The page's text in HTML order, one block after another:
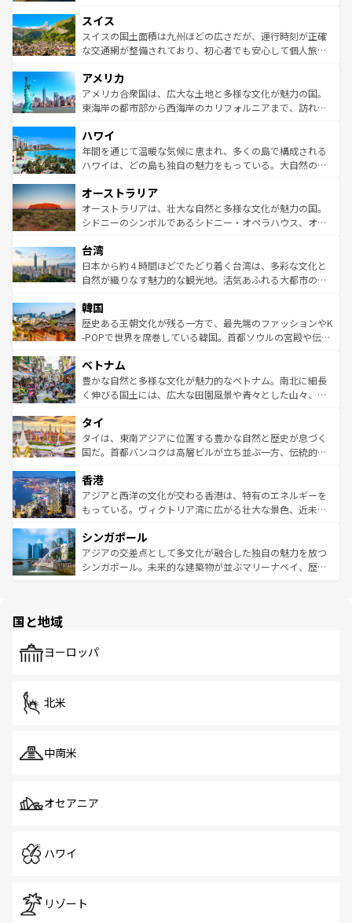
れる地方に足を運ぶとそれぞれで全く異なる文化を体験で
きるだろう。 なお、新着のフランス情報はコンテンツ一覧
を参照してほしい。
は、お酒好きな人にはぜひ体験してほしい。 なお、新着の
ドイツ情報はコンテンツ一覧を参照してほしい。
リアごとに異なる魅力がある。また、優雅なアフタヌーン
ティー、ビール好きにはたまらない英国パブ、サッカー観
戦など、本場だからこそできる体験も豊富。イギリスを旅
ンツ一覧を参照してほしい。
スイス
スイスの国土面積は九州ほどの広さだが、運行時刻が正確
な交通網が整備されており、初心者でも安心して個人旅行
の建物がそのまま残る町や、スイスならではのユニークな
博物館もあり、アルプス観光だけでなく町歩きも満喫する
ことができる。国民の所得が高いため物価も高いが、旅行
ば市内交通費無料で観光を楽しむこともできる。 なお、新
着のスイス情報はコンテンツ一覧 を参照してほしい。
アメリカ
アメリカ合衆国は、広大な土地と多様な文化が魅力の国。
東海岸の都市部から西海岸のカリフォルニアまで、訪れる
のような巨大都市は、観光、ショッピング、エンターテイ
ンメントが詰まった刺激的なスポットだ。一方、アメリカ
西部には大自然が広がり、グランドキャニオンやイエロー
部のニューオーリンズでは、音楽と美食が融合した独特の
文化が魅力。旅行者はアメリカの各地域で異なる魅力を楽
しみながら、その多様性と豊かな歴史を感じることができ
ならではの贅沢な旅のスタイルだ。 なお、新着のアメリカ
情報はコンテンツ一覧を参照してほしい。
ハワイ
年間を通じて温暖な気候に恵まれ、多くの島で構成される
ハワイは、どの島も独自の魅力をもっている。大自然の神
ワイ島は見逃せない。また、定番の観光地といえばオアフ
島だが、静かな自然を求めるならマウイ島やカウアイ島が
おすすめ。エメラルドグリーンに輝く海をはじめ、豊かな
れるおもてなしの心で訪れる人々を迎えてくれるハワイの
人々、おいしいローカルフードやハワイアンミュージッ
ク、伝統的なフラダンスなど、すべてがハワイの魅力を彩
ワイを、存分に味わってほしい。 なお、新着のハワイ情報
はコンテンツ一覧を参照してほしい。
オーストラリア
オーストラリアは、壮大な自然と多様な文化が魅力の国。
シドニーのシンボルであるシドニー・オペラハウス、オー
リアリーフや大陸中央部にそびえるウルル（エアーズロッ
ク）、タスマニアの美しい原生林やケアンズの熱帯雨林な
ど、見どころがたくさん。また、カフェやワイン、オージ
いる。アクティビティも充実しており、サーフィンやダイ
ビング、ハイキングなど、アウトドア好きにはたまらな
い。オーストラリアの多彩な魅力を存分に味わいつくそ
参照してほしい。
台湾
日本から約４時間ほどでたどり着く台湾は、多彩な文化と
自然が織りなす魅力的な観光地。活気あふれる大都市の台
ン）、静ひつな山岳地帯である台湾東部など、都市の喧騒
と山間の静けさが共存しており、訪れる人に新しい発見と
驚きをもたらしてくれる。また、奥深い台湾の食文化も魅
容にもいいと評判のスイーツなど、バラエティ豊かな料理
が味わえる。 なお、新着の台湾情報は コンテンツ一覧を参
照してほしい。
韓国
歴史ある王朝文化が残る一方で、最先端のファッションやK
-POPで世界を席巻している韓国。首都ソウルの宮殿や伝統
き、地方に足を延ばせば四季折々の自然美を楽しむことが
できる。そして、キムチや焼肉、絶品のストリートフード
まで、さまざまな韓国料理が待っている。夜には、韓国な
リティに包まれながら、韓国の多彩な魅力を心ゆくまで味
わってみてほしい。 なお、新着の韓国情報はコンテンツ一
覧を参照してほしい。
ベトナム
豊かな自然と多様な文化が魅力的なベトナム。南北に細長
く伸びる国土には、広大な田園風景や青々とした山々、世
急速な発展と共に伝統が息づく。ハノイの古い町並みやホ
ーチミン市のフランス統治時代の建物も、独特の雰囲気を
醸し出している。また、バラエティの豊かさとおいしさで
とつ。フォーやバインミー、ベトナムコーヒーなどは、ぜ
ひ現地で味わいたい。どの地域を訪れてもあたたかい人々
が旅行者を迎えてくれるので、きっと忘れられない旅にな
参照してほしい。
タイ
タイは、東南アジアに位置する豊かな自然と歴史が息づく
国だ。首都バンコクは高層ビルが立ち並ぶ一方、伝統的な
の活気が交差している。北部ではチェンマイなどの山岳地
帯で自然と触れ合い、南部ではプーケットやクラビの美し
いビーチでリゾート気分を楽しむことができる。タイ料理
激する。気候は一年中温暖で、どの季節にも異なる楽しみ
が待っている。親しみやすいタイの人々、仏教を中心とし
た文化、そして多様な観光資源が、訪れる旅人を魅了し続
香港
アジアと西洋の文化が交わる香港は、特有のエネルギーを
もっている。ヴィクトリア湾に広がる壮大な景色、近未来
み、どこを訪れても感動するはず。観光スポットが密集し
ており、効率よく見どころを回れるのも魅力。息をのむよ
うな絶景から文化的な体験まで、香港を存分に楽しみ尽く
シンガポール
アジアの交差点として多文化が融合した独自の魅力を放つ
シンガポール。未来的な建築物が並ぶマリーナベイ、歴史
で、ホーカーズは地元の風情を楽しめる外せないスポット
国と地域
ヨーロッパ
北米
中南米
オセアニア
ハワイ
リゾート